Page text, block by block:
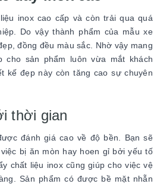
inox cao cấp và còn trải qua quá
Do vậy thành phẩm của mẫu xe
đồng đều màu sắc. Nhờ vậy mang
cho sản phẩm luôn vừa mắt khách
kế đẹp này còn tăng cao sự chuyên
thời gian
đánh giá cao về độ bền. Bạn sẽ
bị ăn mòn hay hoen gỉ bởi yếu tố
chất liệu inox cũng giúp cho việc vệ
Sản phẩm có được bề mặt nhẵn